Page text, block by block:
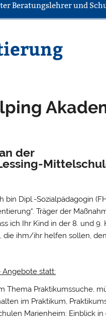
Beratungslehrer und
der
bin Dipl.-Sozialpädagogin
Träger der
ich Ihr Kind in der 8. und
ihm/ihr helfen sollen,
Angebote statt:
Thema Praktikumssuche,
im Praktikum,
Marienheim: Einblick